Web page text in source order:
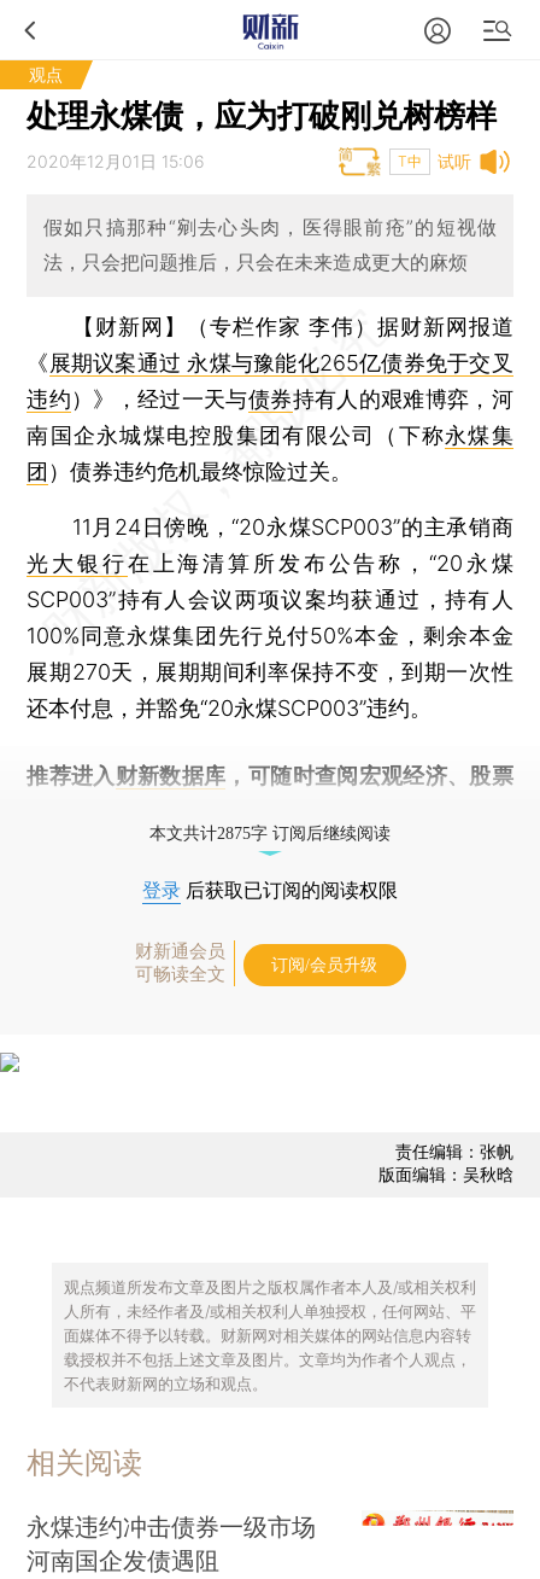
观点
处理永煤债，应为打破刚兑树榜样
试听
2020年12月01日 15:06 T中
假如只搞那种“剜去心头肉，医得眼前疮”的短视做
法，只会把问题推后，只会在未来造成更大的麻烦
【财新网】（专栏作家 李伟） 据财新网报道
《展期议案通过 永煤与豫能化265亿债券免于交叉
违约）》，经过一天与债券持有人的艰难博弈，河
南国企永城煤电控股集团有限公司（下称永煤集
团 ）债券违约危机最终惊险过关。
11月24日傍晚，“20永煤SCP003”的主承销商
光大银行在上海清算所发布公告称，“20永煤
SCP003”持有人会议两项议案均获通过，持有人
100%同意永煤集团先行兑付50%本金，剩余本金
展期270天，展期期间利率保持不变，到期一次性
还本付息，并豁免“20永煤SCP003”违约。
推荐进入 财新数据库 ，可随时查阅宏观经济、股票
本文共计2875字 订阅后继续阅读
登录 后获取已订阅的阅读权限
财新通会员
可畅读全文
订阅/会员升级
责任编辑：张帆
版面编辑：吴秋晗
观点频道所发布文章及图片之版权属作者本人及/或相关权利
人所有，未经作者及/或相关权利人单独授权，任何网站、平
面媒体不得予以转载。财新网对相关媒体的网站信息内容转
载授权并不包括上述文章及图片。文章均为作者个人观点，
不代表财新网的立场和观点。
相关阅读
永煤违约冲击债券一级市场
河南国企发债遇阻